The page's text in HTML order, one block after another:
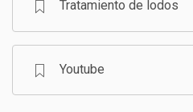
Tratamiento de lodos
Youtube